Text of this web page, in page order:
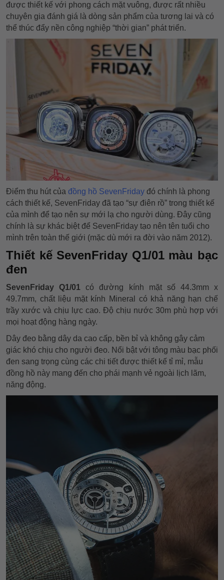
được thiết kế với phong cách mặt vuông, được rất nhiều
chuyên gia đánh giá là dòng sản phẩm của tương lai và có
thể thúc đẩy nền công nghiệp “thời gian” phát triển.
Điểm thu hút của đồng hồ SevenFriday đó chính là phong
cách thiết kế, SevenFriday đã tạo “sự điên rồ” trong thiết kế
của mình để tạo nên sự mới lạ cho người dùng. Đây cũng
chính là sự khác biệt để SevenFriday tạo nên tên tuổi cho
mình trên toàn thế giới (mặc dù mới ra đời vào năm 2012).
Thiết kế SevenFriday Q1/01 màu bạc
đen
SevenFriday Q1/01có đường kính mặt số 44.3mm x
49.7mm, chất liệu mặt kính Mineral có khả năng hạn chế
trầy xước và chịu lực cao. Độ chịu nước 30m phù hợp với
mọi hoạt động hàng ngày.
Dây đeo bằng dây da cao cấp, bền bỉ và không gây cảm
giác khó chịu cho người đeo. Nổi bật với tông màu bạc phối
đen sang trọng cùng các chi tiết được thiết kế tỉ mỉ, mẫu
đồng hồ này mang đến cho phái mạnh vẻ ngoài lịch lãm,
năng động.